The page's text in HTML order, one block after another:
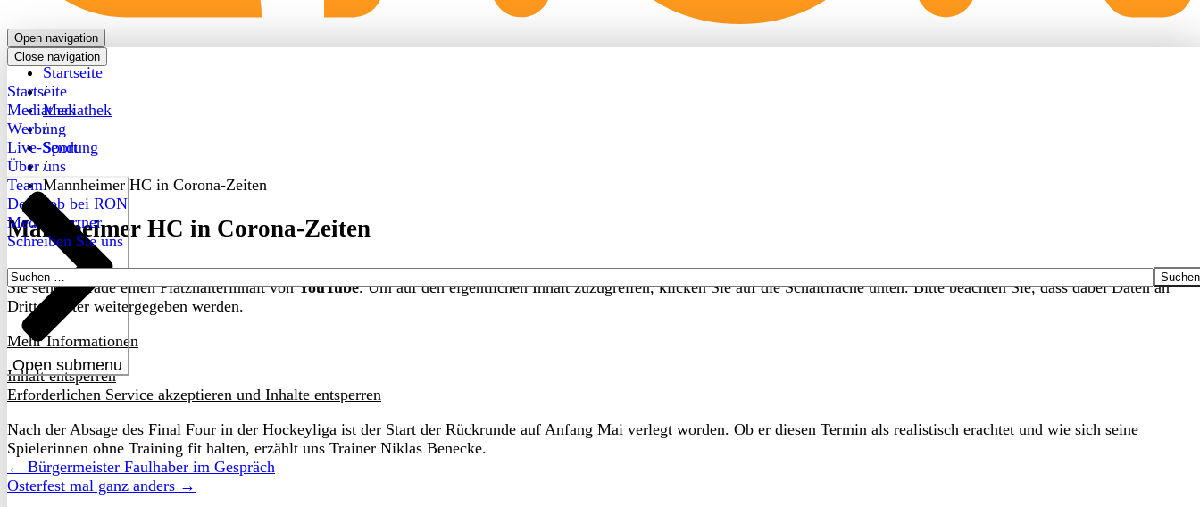
Open navigation
Close navigation
Startseite
Mediathek
Werbung
Live-Sendung
Über uns
Open submenu
Team
Dein Job bei RON
Medienpartner
Schreiben Sie uns
Suchen
nach:
Startseite
/
Mediathek
/
Sport
/
Mannheimer HC in Corona-Zeiten
Mannheimer HC in Corona-Zeiten
Sie sehen gerade einen Platzhalterinhalt vonYouTube. Um auf den eigentlichen Inhalt zuzugreifen, klicken Sie auf die Schaltfläche unten. Bitte beachten Sie, dass dabei Daten an
Drittanbieter weitergegeben werden.
Mehr Informationen
Inhalt entsperren
Erforderlichen Service akzeptieren und Inhalte entsperren
Nach der Absage des Final Four in der Hockeyliga ist der Start der Rückrunde auf Anfang Mai verlegt worden. Ob er diesen Termin als realistisch erachtet und wie sich seine
Spielerinnen ohne Training fit halten, erzählt uns Trainer Niklas Benecke.
← Bürgermeister Faulhaber im Gespräch
Osterfest mal ganz anders →